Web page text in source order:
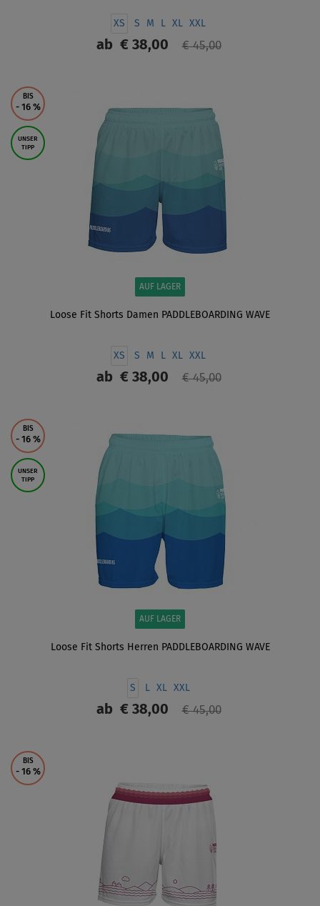
XS S M L XL XXL
ab€ 38,00 € 45,00
BIS
- 16 %
UNSER
TIPP
AUF LAGER
Loose Fit Shorts Damen PADDLEBOARDING WAVE
XS S M L XL XXL
ab€ 38,00 € 45,00
BIS
- 16 %
UNSER
TIPP
AUF LAGER
Loose Fit Shorts Herren PADDLEBOARDING WAVE
S L XL XXL
ab€ 38,00 € 45,00
BIS
- 16 %